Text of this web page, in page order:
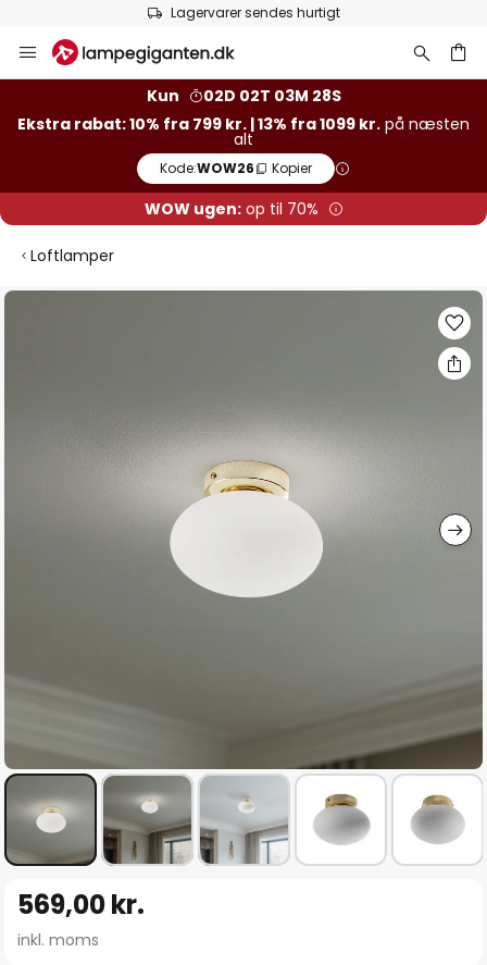
Lagervarer sendes hurtigt
to
Kun
02D 02T 03M 28S
Ekstra rabat: 10% fra 799 kr. | 13% fra 1099 kr. på næsten
alt
Kode:WOW26 Kopier
WOW ugen:op til 70%
Loftlamper
Gå
starten
569,00 kr.
inkl. moms